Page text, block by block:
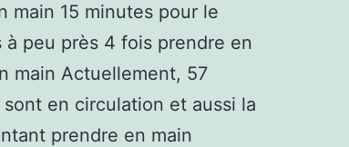
main 15 minutes pour le
peu près 4 fois prendre en
main Actuellement, 57
en circulation et aussi la
prendre en main